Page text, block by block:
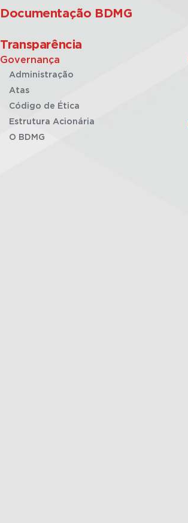
Documentação BDMG
Transparência
Governança
Administração
Atas
Código de Ética
Estrutura Acionária
O BDMG